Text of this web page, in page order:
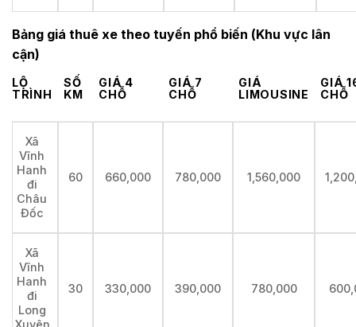
Bảng giá thuê xe theo tuyến phổ biến (Khu vực lân
cận)
LỘ
TRÌNH
SỐ
KM
GIÁ 4
CHỖ
GIÁ 7
CHỖ
GIÁ
LIMOUSINE
GIÁ
CHỖ
Xã
Vĩnh
Hanh
đi
Châu
Đốc
60 660,000 780,000 1,560,000
Xã
Vĩnh
Hanh
đi
Long
30 330,000 390,000 780,000